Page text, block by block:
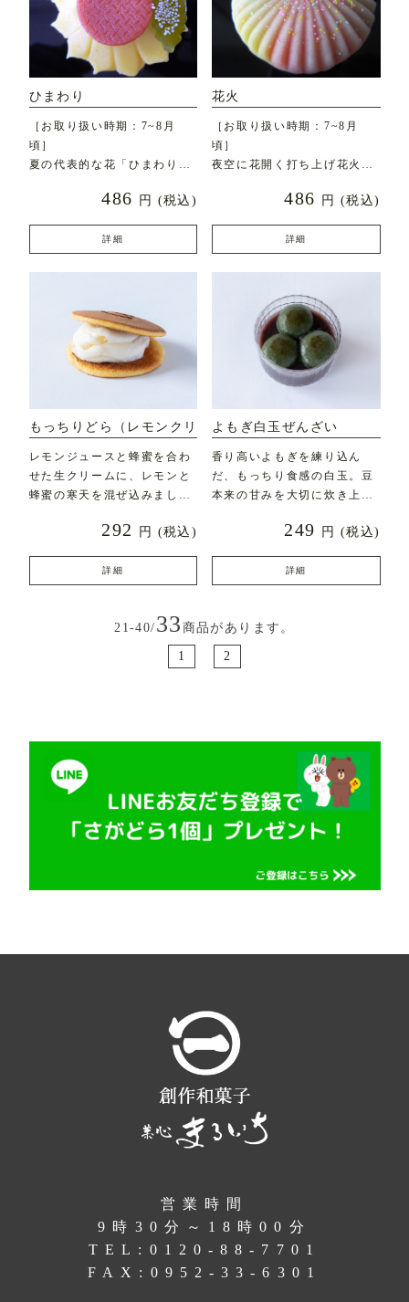
ひまわり
［お取り扱い時期：7~8月
頃］
夏の代表的な花「ひまわり」
486 円 (税込)
詳細
花火
［お取り扱い時期：7~8月
頃］
夜空に花開く打ち上げ花火を
486 円 (税込)
詳細
もっちりどら（レモンクリ
ーム）
レモンジュースと蜂蜜を合わ
せた生クリームに、レモンと
蜂蜜の寒天を混ぜ込みまし
292 円 (税込)
詳細
よもぎ白玉ぜんざい
香り高いよもぎを練り込ん
だ、もっちり食感の白玉。豆
本来の甘みを大切に炊き上げ
249 円 (税込)
詳細
21-40/ 33 商品があります。
1 2
営業時間
9時30分～18時00分
TEL: 0120-88-7701
FAX:0952-33-6301